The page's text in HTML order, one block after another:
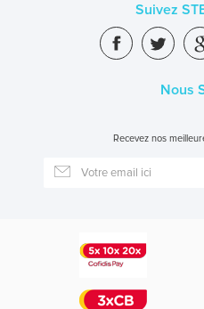
Suivez
Nous
Recevez nos